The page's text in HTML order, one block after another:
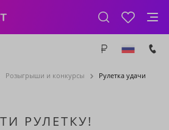
Розыгрыши и конкурсы Рулетка удачи
РУЛЕТКУ!